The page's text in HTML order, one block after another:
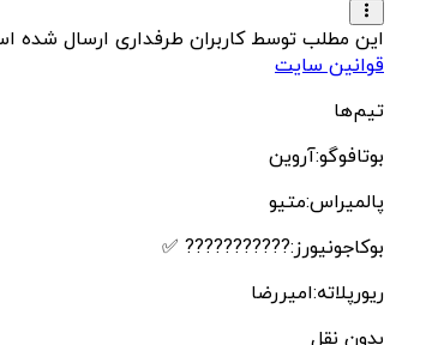
این مطلب توسط کاربران طرفداری ارسال شده
قوانین سایت
تیم‌ها
بوتافوگو:آروین
پالمیراس:متیو
بوکاجونیورز:??????????? ✅
ریورپلاته:امیررضا
بدون نقل